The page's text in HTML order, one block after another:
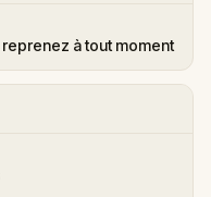
à tout moment